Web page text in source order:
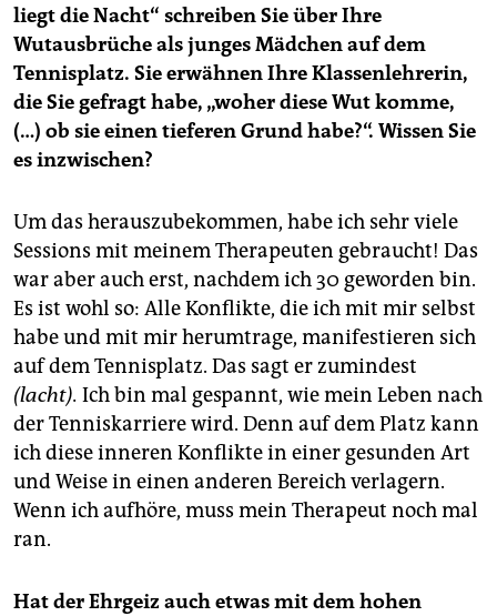
liegt die Nacht“ schrei­ben Sie über Ihre
Wutausbrüche als junges Mädchen auf dem
Tennisplatz. Sie erwähnen Ihre Klassenlehrerin,
die Sie gefragt habe, „woher diese Wut komme,
(…) ob sie einen tieferen Grund habe?“. Wissen Sie
es inzwischen?
Um das herauszubekommen, habe ich sehr viele
Sessions mit meinem Therapeuten gebraucht! Das
war aber auch erst, nachdem ich 30 geworden bin.
Es ist wohl so: Alle Konflikte, die ich mit mir selbst
habe und mit mir herumtrage, manifestieren sich
auf dem Tennisplatz. Das sagt er zumindest
(lacht). Ich bin mal gespannt, wie mein Leben nach
der Tenniskarriere wird. Denn auf dem Platz kann
ich diese inneren Konflikte in einer gesunden Art
und Weise in einen anderen Bereich verlagern.
Wenn ich aufhöre, muss mein Therapeut noch mal
ran.
Hat der Ehrgeiz auch etwas mit dem hohen